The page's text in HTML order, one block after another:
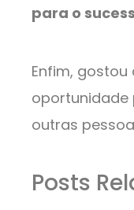
para o
Enfim,
outras
Posts